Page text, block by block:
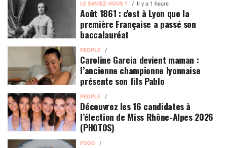
LE SAVIEZ-VOUS ? Il y a 1 heure
Août 1861 : c'est à Lyon que la
première Française a passé son
baccalauréat
PEOPLE
Caroline Garcia devient maman :
l’ancienne championne lyonnaise
présente son fils Pablo
PEOPLE
Découvrez les 16 candidates à
l’élection de Miss Rhône-Alpes 2026
(PHOTOS)
FOOD